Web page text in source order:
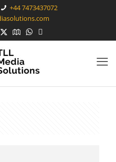
+44 7473437072